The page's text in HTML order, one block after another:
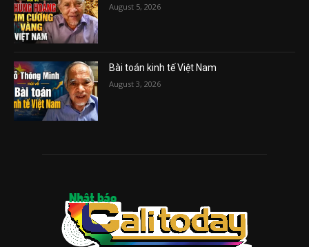
August 5, 2026
Bài toán kinh tế Việt Nam
August 3, 2026